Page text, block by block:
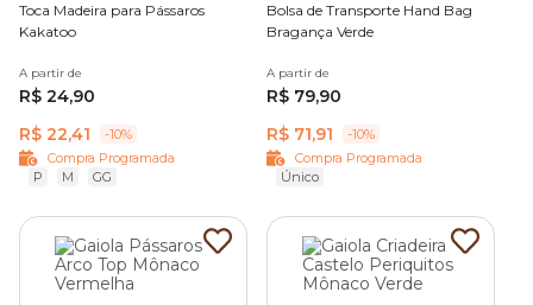
Osbrinquedos para pássarostambém são bem
diferentes. Enquantos os roedores adoram rodinhas e
túneis, os pássaros preferem as escadinhas, cordas, discos e
Confira as melhores gaiolas para pássaros e todos os
acessórios que você precisa para seu pet aqui na Cobasi.
Toca Madeira para Pássaros
Kakatoo
A partir de
R$ 24,90
R$ 22,41
-10%
Compra Programada
P
M GG
Bolsa de Transporte Hand Bag
Bragança Verde
A partir de
R$ 79,90
R$ 71,91
-10%
Compra Programada
Único